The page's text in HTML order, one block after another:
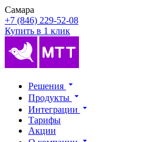
Самара
+7 (846) 229-52-08
Купить в 1 клик
Решения
Продукты
Интеграции
Тарифы
Акции